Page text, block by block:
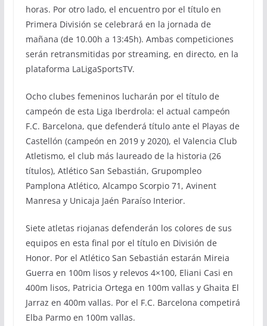
horas. Por otro lado, el encuentro por el título en
Primera División se celebrará en la jornada de
mañana (de 10.00h a 13:45h). Ambas competiciones
serán retransmitidas por streaming, en directo, en la
plataforma LaLigaSportsTV.
Ocho clubes femeninos lucharán por el título de
campeón de esta Liga Iberdrola: el actual campeón
F.C. Barcelona, que defenderá título ante el Playas de
Castellón (campeón en 2019 y 2020), el Valencia Club
Atletismo, el club más laureado de la historia (26
títulos), Atlético San Sebastián, Grupompleo
Pamplona Atlético, Alcampo Scorpio 71, Avinent
Manresa y Unicaja Jaén Paraíso Interior.
Siete atletas riojanas defenderán los colores de sus
equipos en esta final por el título en División de
Honor. Por el Atlético San Sebastián estarán Mireia
Guerra en 100m lisos y relevos 4×100, Eliani Casi en
400m lisos, Patricia Ortega en 100m vallas y Ghaita El
Jarraz en 400m vallas. Por el F.C. Barcelona competirá
Elba Parmo en 100m vallas.